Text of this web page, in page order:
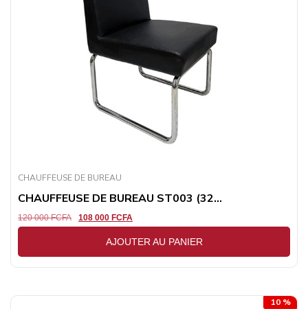
CHAUFFEUSE DE BUREAU
CHAUFFEUSE DE BUREAU ST003 (32...
120 000FCFA 108 000 FCFA
AJOUTER AU PANIER
10 %